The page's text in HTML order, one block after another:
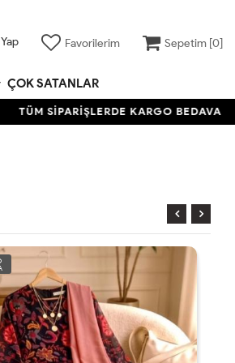
Favorilerim Sepetim [0]
ÇOK SATANLAR
TÜM SİPARİŞLERDE KARGO BEDAVA